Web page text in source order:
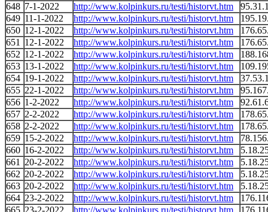
648 7-1-2022 http://www.kolpinkurs.ru/testi/historvt.htm
649 11-1-2022 http://www.kolpinkurs.ru/testi/historvt.htm
650 12-1-2022 http://www.kolpinkurs.ru/testi/historvt.htm
651
12-1-2022 http://www.kolpinkurs.ru/testi/historvt.htm
652 12-1-2022 http://www.kolpinkurs.ru/testi/historvt.htm
653 13-1-2022 http://www.kolpinkurs.ru/testi/historvt.htm
654 19-1-2022 http://www.kolpinkurs.ru/testi/historvt.htm
655 22-1-2022 http://www.kolpinkurs.ru/testi/historvt.htm
656 1-2-2022 http://www.kolpinkurs.ru/testi/historvt.htm
657 2-2-2022 http://www.kolpinkurs.ru/testi/historvt.htm
658 2-2-2022 http://www.kolpinkurs.ru/testi/historvt.htm
659 15-2-2022 http://www.kolpinkurs.ru/testi/historvt.htm
660 16-2-2022 http://www.kolpinkurs.ru/testi/historvt.htm
661
20-2-2022 http://www.kolpinkurs.ru/testi/historvt.htm
662 20-2-2022 http://www.kolpinkurs.ru/testi/historvt.htm
663 20-2-2022 http://www.kolpinkurs.ru/testi/historvt.htm
664 23-2-2022 http://www.kolpinkurs.ru/testi/historvt.htm
665 23-2-2022 http://www.kolpinkurs.ru/testi/historvt.htm